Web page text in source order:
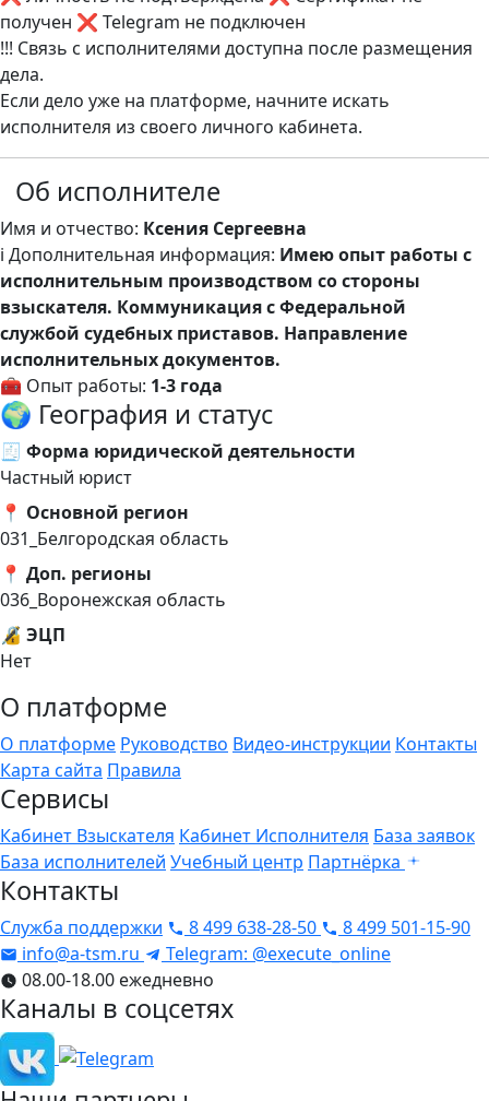
получен ❌ Telegram не подключен
!!! Связь с исполнителями доступна после размещения
дела.
Если дело уже на платформе, начните искать
исполнителя из своего личного кабинета.
Об исполнителе
Имя и отчество: Ксения Сергеевна
ℹ️ Дополнительная информация: Имею опыт работы с
исполнительным производством со стороны
взыскателя. Коммуникация с Федеральной
службой судебных приставов. Направление
исполнительных документов.
🧰 Опыт работы: 1-3 года
🌍 География и статус
🧾 Форма юридической деятельности
Частный юрист
📍 Основной регион
031_Белгородская область
📍 Доп. регионы
036_Воронежская область
🔏 ЭЦП
Нет
О платформе
О платформе Руководство Видео-инструкции Контакты
Карта сайта Правила
Сервисы
Кабинет Взыскателя Кабинет Исполнителя База заявок
База исполнителей Учебный центр Партнёрка
Контакты
Служба поддержки 8 499 638-28-50
8 499 501-15-90
info@a-tsm.ru
Telegram: @execute_online
08.00-18.00 ежедневно
Каналы в соцсетях